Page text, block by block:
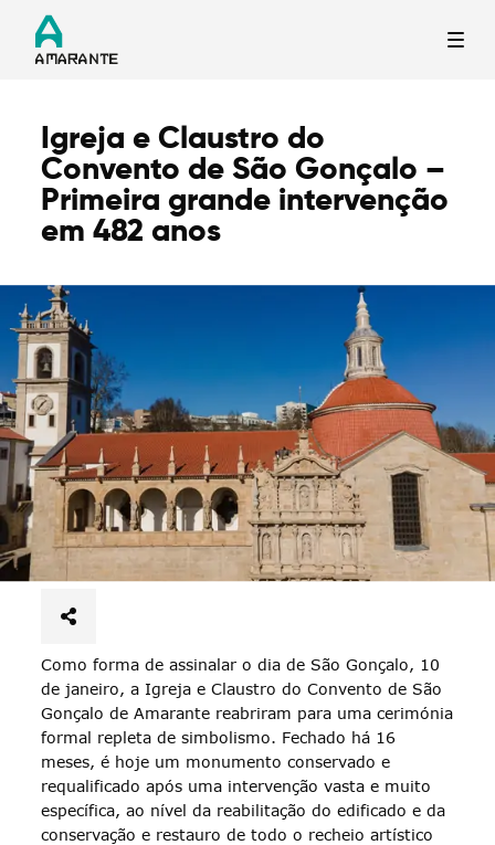
Termo de Pesquisa
Categorias gerais
Filtros
Igreja e Claustro do
Convento de São Gonçalo –
Primeira grande intervenção
em 482 anos
Como forma de assinalar o dia de São Gonçalo, 10
de janeiro, a Igreja e Claustro do Convento de São
Gonçalo de Amarante reabriram para uma cerimónia
formal repleta de simbolismo. Fechado há 16
meses, é hoje um monumento conservado e
requalificado após uma intervenção vasta e muito
específica, ao nível da reabilitação do edificado e da
conservação e restauro de todo o recheio artístico